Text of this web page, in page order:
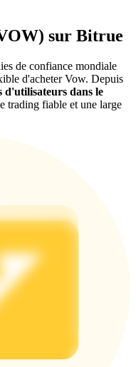
USDT
sur Bitrue
de confiance mondiale
d'acheter Vow. Depuis
d'utilisateurs dans le
trading fiable et une large